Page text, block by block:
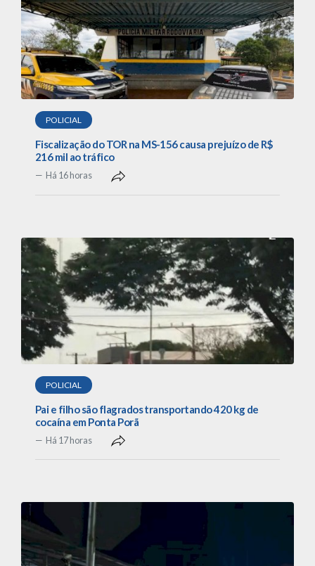
POLICIAL
Fiscalização do TOR na MS-156 causa prejuízo de R$
216 mil ao tráfico
Há 16 horas
POLICIAL
Pai e filho são flagrados transportando 420 kg de
cocaína em Ponta Porã
Há 17 horas